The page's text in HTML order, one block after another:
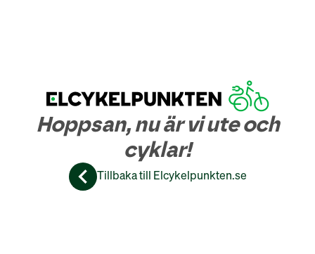
Hoppsan, nu är vi ute och
cyklar!
Tillbaka till Elcykelpunkten.se